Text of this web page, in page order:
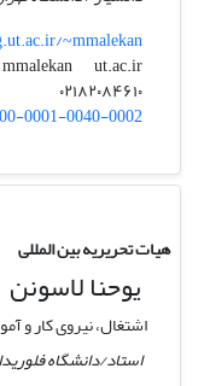
~mmalekan
mmalekan
ut.ac.ir
۰۲۱۸۲۰۸۴۶۱۰
0001-0040-0002
هیات تحریریه بین المللی
یوحنا لاسونن
اشتغال، نیروی کار و
استاد/دانشگاه